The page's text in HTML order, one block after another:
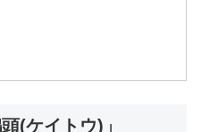
(ケイトウ)」